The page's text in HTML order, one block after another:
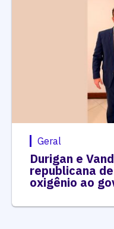
Geral
Durigan e
republicana
oxigênio ao